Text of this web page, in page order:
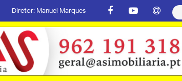
Diretor: Manuel Marques